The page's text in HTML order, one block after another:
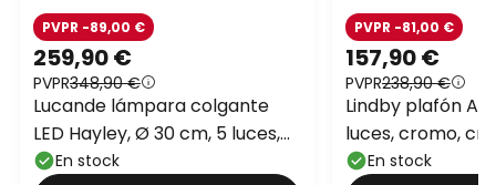
259,90 €
PVPR348,90 €
PVPR -89,00 €
Lucande lámpara colgante
LED Hayley, Ø 30 cm, 5 luces,
dorado, cristal
En stock
157,90 €
PVPR238,90 €
PVPR -81,00 €
Lindby plafón
luces, cromo,
En stock